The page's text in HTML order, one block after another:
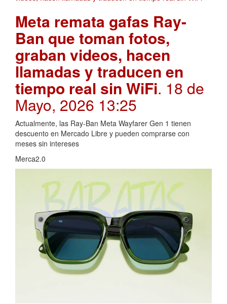
Meta remata gafas Ray-
Ban que toman fotos,
graban videos, hacen
llamadas y traducen en
tiempo real sin WiFi. 18 de
Mayo, 2026 13:25
Actualmente, las Ray-Ban Meta Wayfarer Gen 1 tienen
descuento en Mercado Libre y pueden comprarse con
meses sin intereses
Merca2.0